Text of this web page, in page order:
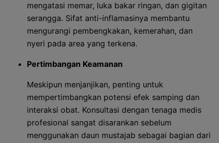
mengatasi memar, luka bakar ringan, dan gigitan
serangga. Sifat anti-inflamasinya membantu
mengurangi pembengkakan, kemerahan, dan
nyeri pada area yang terkena.
Pertimbangan Keamanan
Meskipun menjanjikan, penting untuk
mempertimbangkan potensi efek samping dan
interaksi obat. Konsultasi dengan tenaga medis
profesional sangat disarankan sebelum
menggunakan daun mustajab sebagai bagian dari